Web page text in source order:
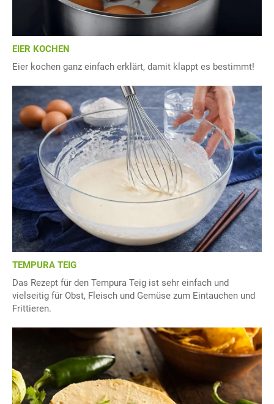
EIER KOCHEN
Eier kochen ganz einfach erklärt, damit klappt es bestimmt!
TEMPURA TEIG
Das Rezept für den Tempura Teig ist sehr einfach und
vielseitig für Obst, Fleisch und Gemüse zum Eintauchen und
Frittieren.